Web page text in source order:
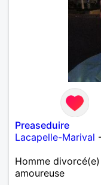
Preaseduire
Lacapelle-Marival
Homme
amoureuse